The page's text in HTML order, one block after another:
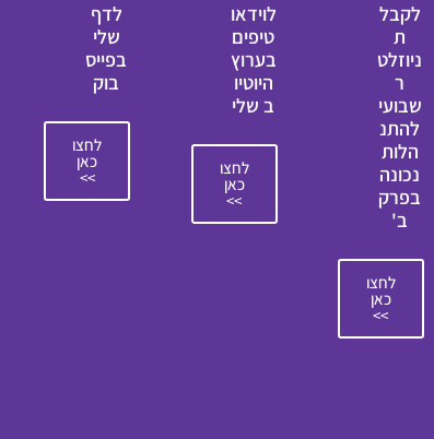
לקבל
ת
ניוזלט
ר
שבועי
להתנ
הלות
נכונה
בפרק
ב'
לחצו
כאן
>>
לוידאו
טיפים
בערוץ
היוטיו
ב שלי
לחצו
כאן
>>
לדף
שלי
בפייס
בוק
לחצו
כאן
>>